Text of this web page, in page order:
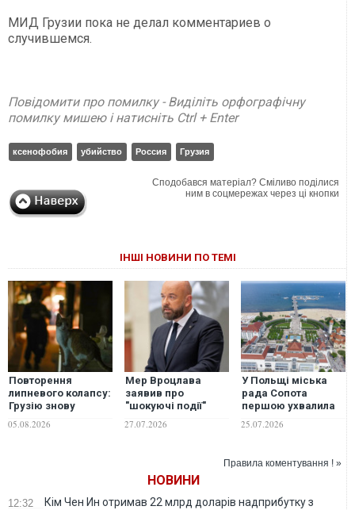
МИД Грузии пока не делал комментариев о
случившемся.
Повідомити про помилку - Виділіть орфографічну
помилку мишею і натисніть Ctrl + Enter
ксенофобия убийство Россия Грузия
Сподобався матеріал? Сміливо поділися
ним в соцмережах через ці кнопки
ІНШІ НОВИНИ ПО ТЕМІ
Повторення
липневого колапсу:
Грузію знову
блекаут, причини
05.08.2026
Мер Вроцлава
заявив про
"шокуючі події"
українців і
27.07.2026
У Польщі міська
рада Сопота
першою ухвалила
антиукраїнських
25.07.2026
Правила коментування ! »
НОВИНИ
12:32
Кім Чен Ин отримав 22 млрд доларів надприбутку з